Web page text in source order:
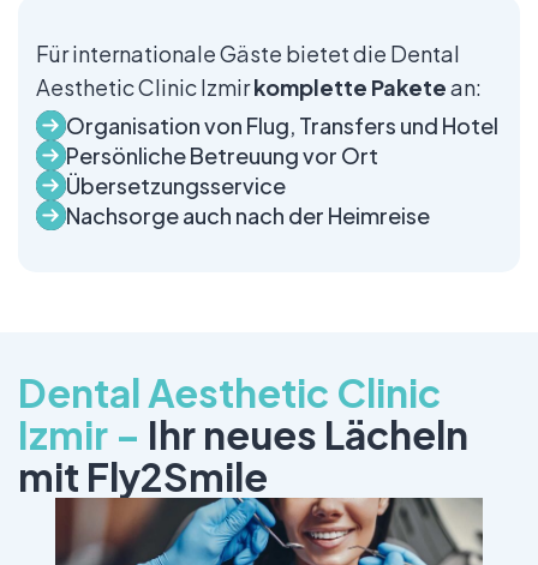
Für internationale Gäste bietet die Dental
Aesthetic Clinic Izmirkomplette Paketean:
Organisation von Flug, Transfers und Hotel
Persönliche Betreuung vor Ort
Übersetzungsservice
Nachsorge auch nach der Heimreise
Dental Aesthetic Clinic
Izmir – Ihr neues Lächeln
mit Fly2Smile